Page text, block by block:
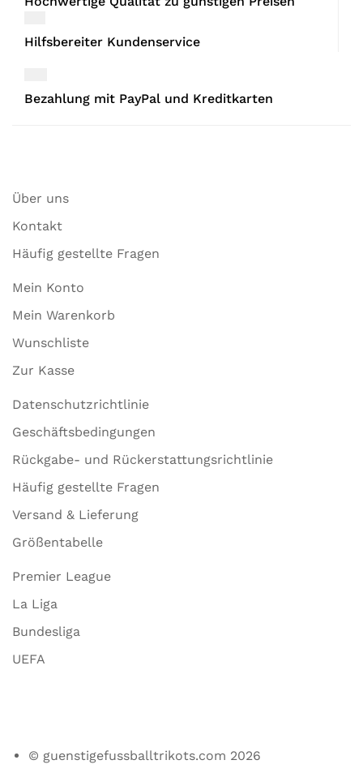
Hilfsbereiter Kundenservice
Bezahlung mit PayPal und Kreditkarten
Über uns
Kontakt
Häufig gestellte Fragen
Mein Konto
Mein Warenkorb
Wunschliste
Zur Kasse
Datenschutzrichtlinie
Geschäftsbedingungen
Rückgabe- und Rückerstattungsrichtlinie
Häufig gestellte Fragen
Versand & Lieferung
Größentabelle
Premier League
La Liga
Bundesliga
UEFA
© guenstigefussballtrikots.com 2026